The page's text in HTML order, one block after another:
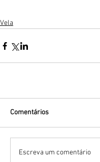
Vela
Comentários
Escreva um comentário